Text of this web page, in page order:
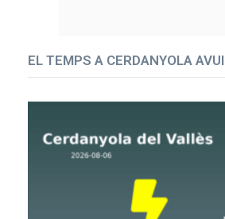
EL TEMPS A CERDANYOLA AVUI